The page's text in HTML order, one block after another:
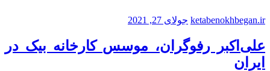
ketabenokhbegan.ir جولای 27, 2021
علی‌اکبر رفوگران، موسس کارخانه بیک در
ایران